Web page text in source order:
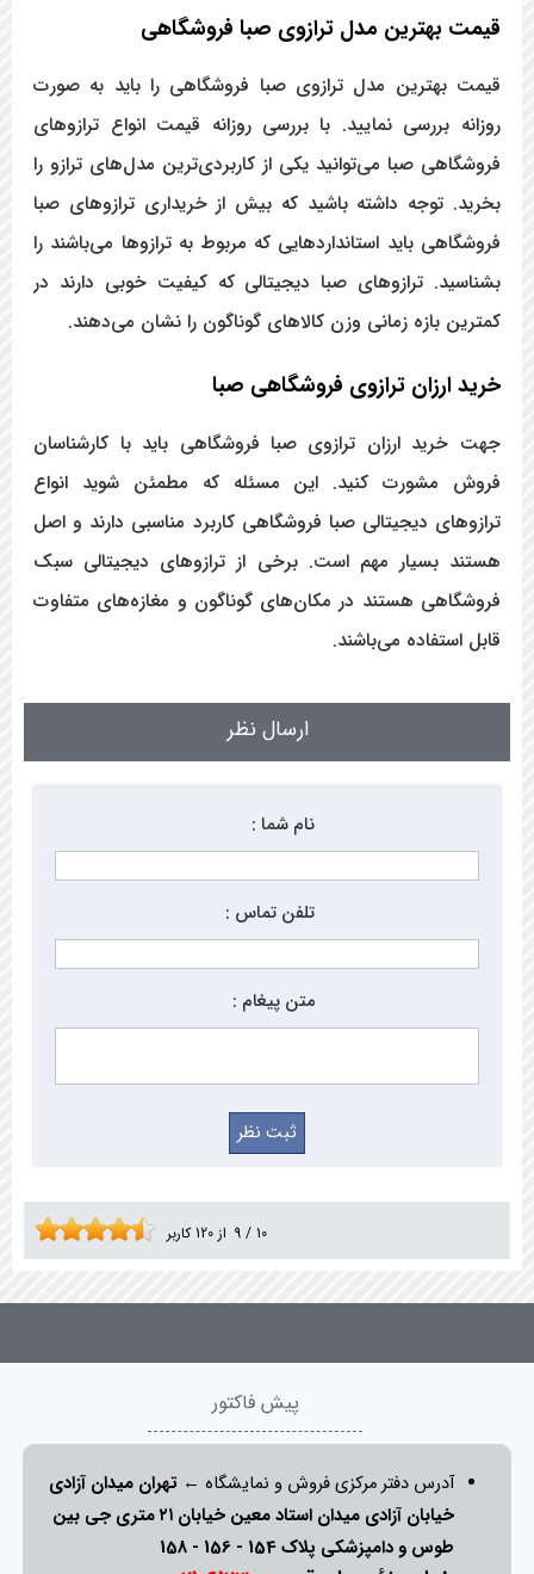
قیمت بهترین مدل ترازوی صبا فروشگاهی
قیمت بهترین مدل ترازوی صبا فروشگاهی را باید به صورت
روزانه بررسی نمایید. با بررسی روزانه قیمت انواع ترازوهای
فروشگاهی صبا می‌توانید یکی از کاربردی‌ترین مدل‌های ترازو را
بخرید. توجه داشته باشید که بیش از خریداری ترازوهای صبا
فروشگاهی باید استانداردهایی که مربوط به ترازوها می‌باشند را
بشناسید. ترازوهای صبا دیجیتالی که کیفیت خوبی دارند در
کمترین بازه زمانی وزن کالاهای گوناگون را نشان می‌دهند.
خرید ارزان ترازوی فروشگاهی صبا
جهت خرید ارزان ترازوی صبا فروشگاهی باید با کارشناسان
فروش مشورت کنید. این مسئله که مطمئن شوید انواع
ترازوهای دیجیتالی صبا فروشگاهی کاربرد مناسبی دارند و اصل
هستند بسیار مهم است. برخی از ترازوهای دیجیتالی سبک
فروشگاهی هستند در مکان‌های گوناگون و مغازه‌های متفاوت
قابل استفاده می‌باشند.
ارسال نظر
نام شما :
تلفن تماس :
متن پیغام :
9 / 10 از 120کاربر
پیش فاکتور
آدرس دفتر مرکزی فروش و نمایشگاه ← تهران میدان آزادی
خیابان آزادی میدان استاد معین خیابان ۲۱ متری جی بین
طوس و دامپزشکی پلاک 154 - 156 - 158